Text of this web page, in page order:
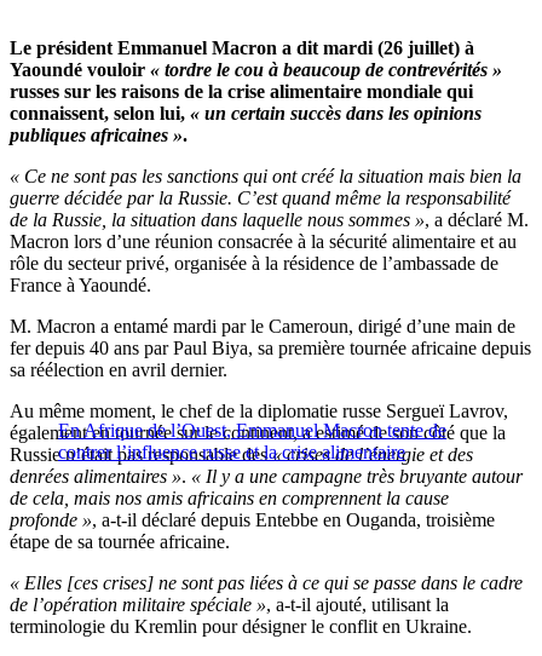
Le président Emmanuel Macron a dit mardi (26 juillet) à
Yaoundé vouloir « tordre le cou à beaucoup de contrevérités »
russes sur les raisons de la crise alimentaire mondiale qui
connaissent, selon lui, « un certain succès dans les opinions
publiques africaines ».
« Ce ne sont pas les sanctions qui ont créé la situation mais bien la
guerre décidée par la Russie. C’est quand même la responsabilité
de la Russie, la situation dans laquelle nous sommes », a déclaré M.
Macron lors d’une réunion consacrée à la sécurité alimentaire et au
rôle du secteur privé, organisée à la résidence de l’ambassade de
France à Yaoundé.
M. Macron a entamé mardi par le Cameroun, dirigé d’une main de
fer depuis 40 ans par Paul Biya, sa première tournée africaine depuis
sa réélection en avril dernier.
En Afrique de l’Ouest, Emmanuel Macron tente de
contrer l’influence russe et la crise alimentaire
Au même moment, le chef de la diplomatie russe Sergueï Lavrov,
également en tournée sur le continent, a estimé de son côté que la
Russie n’était pas responsable des« crises de l’énergie et des
denrées alimentaires ». « Il y a une campagne très bruyante autour
de cela, mais nos amis africains en comprennent la cause
profonde », a-t-il déclaré depuis Entebbe en Ouganda, troisième
étape de sa tournée africaine.
« Elles [ces crises] ne sont pas liées à ce qui se passe dans le cadre
de l’opération militaire spéciale », a-t-il ajouté, utilisant la
terminologie du Kremlin pour désigner le conflit en Ukraine.